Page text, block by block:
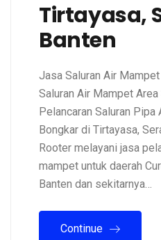
Tirtayasa,
Banten
Jasa Saluran Air
Saluran Air Mampet
Pelancaran Saluran Pipa
Bongkar di Tirtayasa,
Rooter melayani jasa
mampet untuk daerah
Banten dan sekitarnya…
Continue